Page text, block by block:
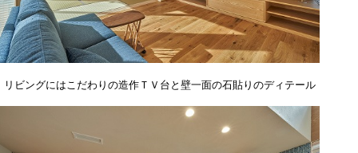
リビングにはこだわりの造作ＴＶ台と壁一面の石貼りのディテール